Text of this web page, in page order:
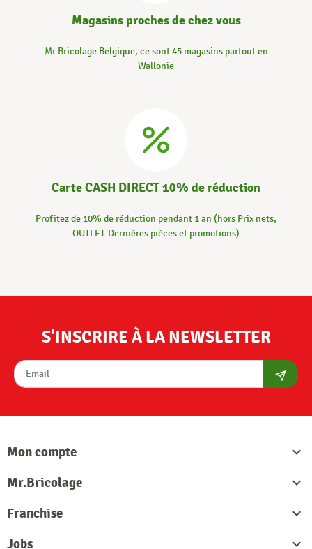
Magasins proches de chez vous
Mr.Bricolage Belgique, ce sont 45 magasins partout en
Wallonie
Carte CASH DIRECT 10% de réduction
Profitez de 10% de réduction pendant 1 an (hors Prix nets,
OUTLET-Dernières pièces et promotions)
S'INSCRIRE À LA NEWSLETTER
Mon compte

Mr.Bricolage

Franchise

Jobs
